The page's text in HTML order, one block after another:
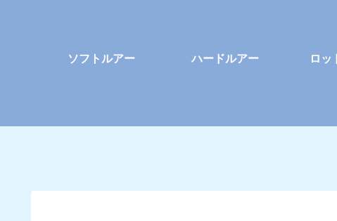
ソフトルアー ハードルアー ロッ